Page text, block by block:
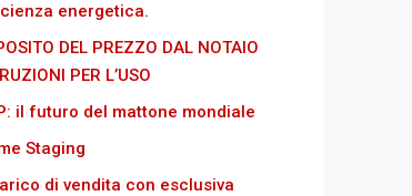
energetica.
DEL PREZZO DAL NOTAIO
PER L’USO
il futuro del mattone mondiale
Staging
di vendita con esclusiva